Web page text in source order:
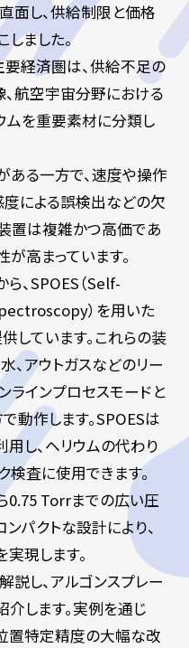
面し、供給制限と価格
しました。
要経済圏は、供給不足の
航空宇宙分野における
ムを重要素材に分類し
ある一方で、速度や操作
度による誤検出などの欠
置は複雑かつ高価であ
が高まっています。
、SPOES（Self-
）を用いた
しています。これらの装
、アウトガスなどのリー
ラインプロセスモードと
動作します。SPOESは
し、ヘリウムの代わり
査に使用できます。
0.75 Torrまでの広い圧
パクトな設計により、
現します。
説し、アルゴンスプレー
します。実例を通じ
置特定精度の大幅な改